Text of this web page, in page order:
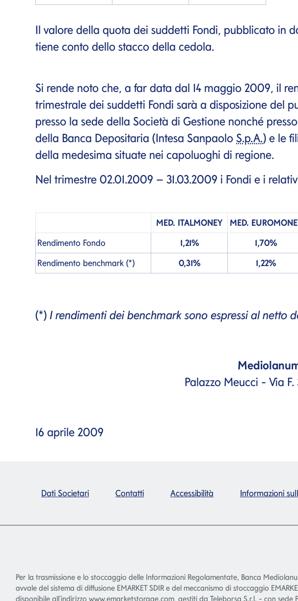
Il valore della quota dei suddetti Fondi, pubblicato in
tiene conto dello stacco della cedola.
Si rende noto che, a far data dal 14 maggio 2009, il
trimestrale dei suddetti Fondi sarà a disposizione del
presso la sede della Società di Gestione nonché
della Banca Depositaria (Intesa Sanpaolo S.p.A.) e le
della medesima situate nei capoluoghi di regione.
Nel trimestre 02.01.2009 – 31.03.2009 i Fondi e i
MED. ITALMONEY MED.
Rendimento Fondo
1,21% 1,70%
Rendimento benchmark (*) 0,31% 1,22%
(*) I rendimenti deibenchmarksono espressi al netto
Palazzo Meucci - Via
16 aprile 2009
Dati Societari Contatti Accessibilità Informazioni
Per la trasmissione e lo stoccaggio delle Informazioni Regolamentate, Banca
avvale del sistema di diffusione EMARKET SDIR e del meccanismo di stoccaggio
disponibile all'indirizzo www.emarketstorage.com, gestiti da Teleborsa S.r.l. - con sede